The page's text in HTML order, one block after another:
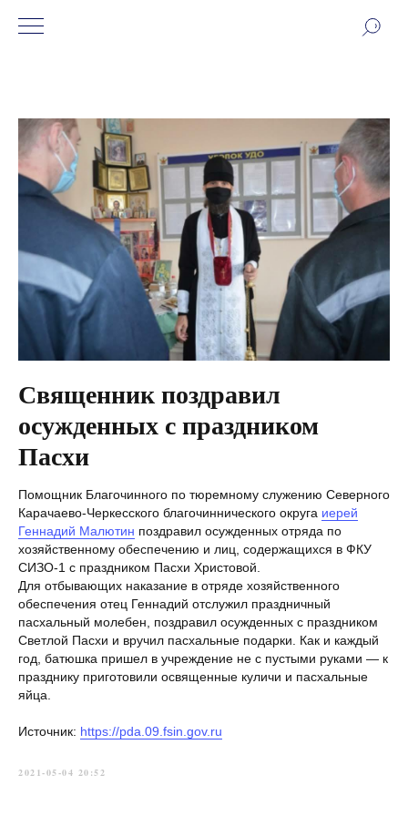
Священник поздравил
осужденных с праздником
Пасхи
Помощник Благочинного по тюремному служению Северного
Карачаево-Черкесского благочиннического округа иерей
Геннадий Малютин поздравил осужденных отряда по
хозяйственному обеспечению и лиц, содержащихся в ФКУ
СИЗО-1 с праздником Пасхи Христовой.
Для отбывающих наказание в отряде хозяйственного
обеспечения отец Геннадий отслужил праздничный
пасхальный молебен, поздравил осужденных с праздником
Светлой Пасхи и вручил пасхальные подарки. Как и каждый
год, батюшка пришел в учреждение не с пустыми руками — к
празднику приготовили освященные куличи и пасхальные
яйца.
Источник: https://pda.09.fsin.gov.ru
2021-05-04 20:52